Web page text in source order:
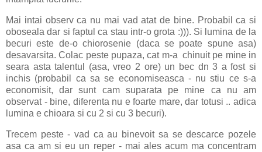
Mai intai observ ca nu mai vad atat de bine. Probabil ca si
oboseala dar si faptul ca stau intr-o grota :))). Si lumina de la
becuri este de-o chiorosenie (daca se poate spune asa)
desavarsita. Colac peste pupaza, cat m-a chinuit pe mine in
seara asta talentul (asa, vreo 2 ore) un bec dn 3 a fost si
inchis (probabil ca sa se economiseasca - nu stiu ce s-a
economisit, dar sunt cam suparata pe mine ca nu am
observat - bine, diferenta nu e foarte mare, dar totusi .. adica
lumina e chioara si cu 2 si cu 3 becuri).
Trecem peste - vad ca au binevoit sa se descarce pozele
asa ca am si eu un reper - mai ales acum ma concentram